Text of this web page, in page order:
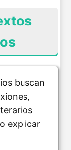
buscan
explicar